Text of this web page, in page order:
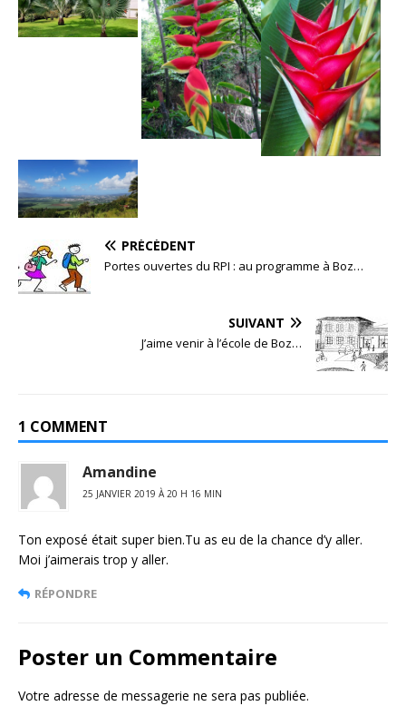
PRÉCÉDENT
Portes ouvertes du RPI : au programme à Boz…
SUIVANT
J’aime venir à l’école de Boz…
1 COMMENT
Amandine
25 JANVIER 2019 À 20 H 16 MIN
Ton exposé était super bien.Tu as eu de la chance d’y aller.
Moi j’aimerais trop y aller.
RÉPONDRE
Poster un Commentaire
Votre adresse de messagerie ne sera pas publiée.